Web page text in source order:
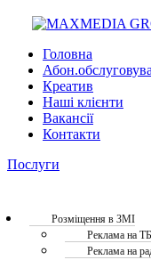
Головна
Креатив
Наші клієнти
Вакансії
Контакти
Послуги
Розміщення в ЗМІ
Реклама на ТБ
Реклама на